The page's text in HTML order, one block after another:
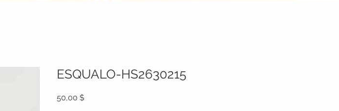
ESQUALO-HS2630215
50,00 $Prix